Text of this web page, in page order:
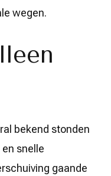
wegen.
bekend stonden
snelle
gaande